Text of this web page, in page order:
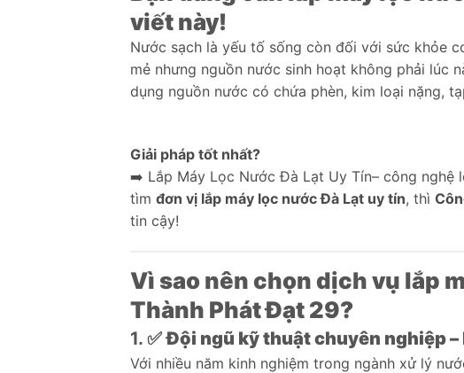
viết này!
Nước sạch là yếu tố sống còn đối với sức khỏe
mẻ nhưng nguồn nước sinh hoạt không phải lúc
dụng nguồn nước có chứa phèn, kim loại nặng,
Giải pháp tốt nhất?
➡️ Lắp Máy Lọc Nước Đà Lạt Uy Tín– công nghệ
tìm đơn vị lắp máy lọc nước Đà Lạt uy tín, thì
tin cậy!
Vì sao nên chọn dịch vụ lắp
Thành Phát Đạt 29?
1. ✅Đội ngũ kỹ thuật chuyên nghiệp –
Với nhiều năm kinh nghiệm trong ngành xử lý